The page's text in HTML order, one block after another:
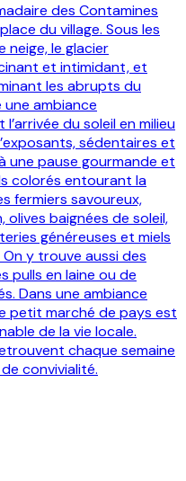
des Contamines
du village. Sous les
neige, le glacier
et intimidant, et
les abrupts du
ambiance
du soleil en milieu
sédentaires et
une pause gourmande et
colorés entourant la
fermiers savoureux,
olives baignées de soleil,
généreuses et miels
y trouve aussi des
pulls en laine ou de
Dans une ambiance
petit marché de pays est
de la vie locale.
chaque semaine
convivialité.